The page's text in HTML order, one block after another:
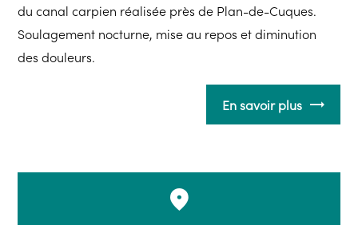
du canal carpien réalisée près de Plan-de-Cuques.
Soulagement nocturne, mise au repos et diminution
des douleurs.
En savoir plus